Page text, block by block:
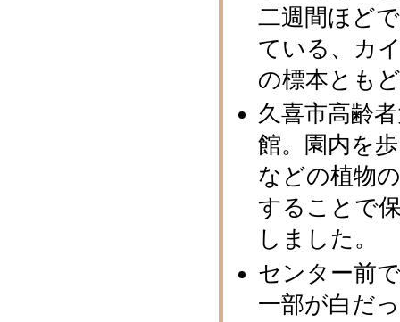
二週間ほど
ている、カ
の標本とも
久喜市高齢
館。園内を
などの植物
することで
しました。
センター前
一部が白だ